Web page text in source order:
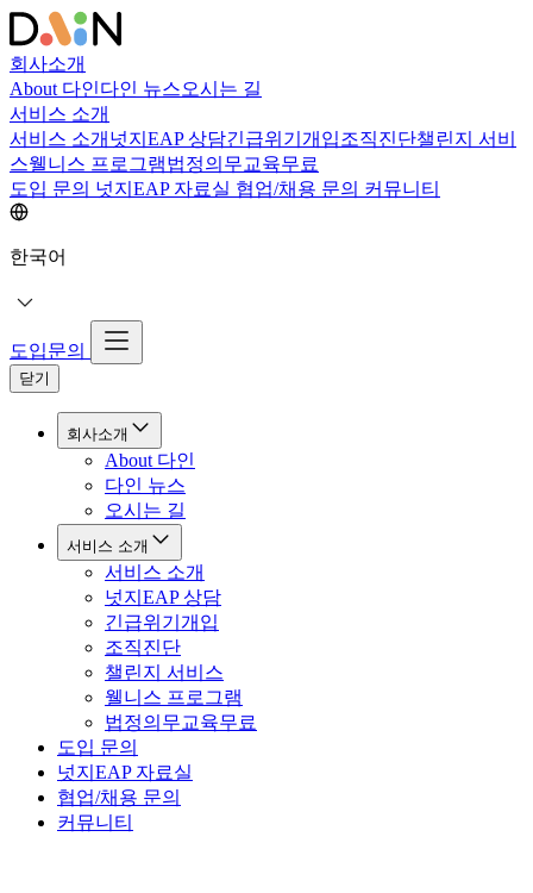
회사소개
About 다인다인 뉴스오시는 길
서비스 소개
서비스 소개 넛지EAP 상담긴급위기개입조직진단챌린지 서비
스웰니스 프로그램법정의무교육무료
도입 문의 넛지EAP 자료실 협업/채용 문의 커뮤니티
한국어
도입문의
닫기
회사소개
About 다인
다인 뉴스
오시는 길
서비스 소개
서비스 소개
넛지EAP 상담
긴급위기개입
조직진단
챌린지 서비스
웰니스 프로그램
법정의무교육무료
도입 문의
넛지EAP 자료실
협업/채용 문의
커뮤니티